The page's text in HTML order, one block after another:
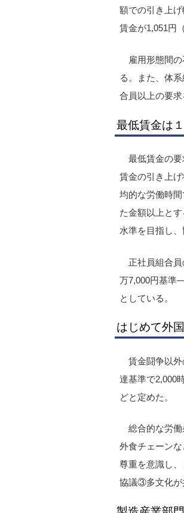
額での引き上
賃金が1,051円
雇用形態間
る。また、体
合員以上の要
最低賃金は
最低賃金の
賃金の引き上
均的な労働時
た金額以上と
水準を目指し、
正社員組合
万7,000円基準
としている。
はじめて外
賃金闘争以
達基準で2,000
どと定めた。
総合的な労
外食チェーン
尊重を意識し
協議③多文化が